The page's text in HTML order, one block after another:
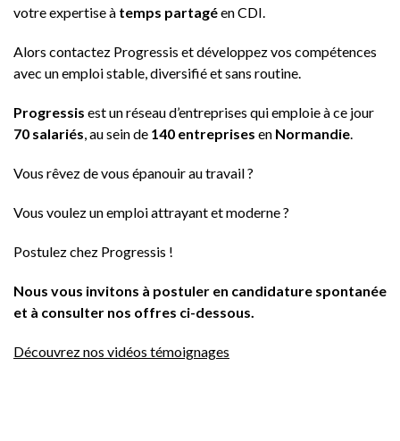
votre expertise à temps partagéen CDI.
Alors contactez Progressis et développez vos compétences
avec un emploi stable, diversifié et sans routine.
Progressis est un réseau d’entreprises qui emploie à ce jour
70 salariés, au sein de 140 entreprises en Normandie.
Vous rêvez de vous épanouir au travail ?
Vous voulez un emploi attrayant et moderne ?
Postulez chez Progressis !
Nous vous invitons à postuler en candidature spontanée
et à consulter nos offres ci-dessous.
Découvrez nos vidéos témoignages